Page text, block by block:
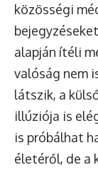
közösségi
alapján ítéli
valóság nem
látszik, a
illúziója is
is próbálhat
életéről, de a